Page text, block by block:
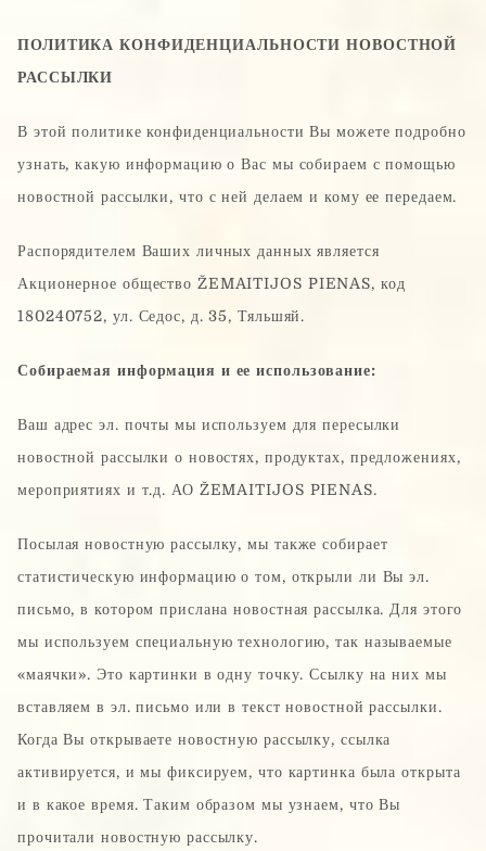
ПОЛИТИКА КОНФИДЕНЦИАЛЬНОСТИ НОВОСТНОЙ
РАССЫЛКИ
В этой политике конфиденциальности Вы можете подробно
узнать, какую информацию о Вас мы собираем с помощью
новостной рассылки, что с ней делаем и кому ее передаем.
Распорядителем Ваших личных данных является
Акционерное общество ŽEMAITIJOS PIENAS, код
180240752, ул. Седос, д. 35, Тяльшяй.
Собираемая информация и ее использование:
Ваш адрес эл. почты мы используем для пересылки
новостной рассылки о новостях, продуктах, предложениях,
мероприятиях и т.д. АО ŽEMAITIJOS PIENAS.
Посылая новостную рассылку, мы также собирает
статистическую информацию о том, открыли ли Вы эл.
письмо, в котором прислана новостная рассылка. Для этого
мы используем специальную технологию, так называемые
«маячки». Это картинки в одну точку. Ссылку на них мы
вставляем в эл. письмо или в текст новостной рассылки.
Когда Вы открываете новостную рассылку, ссылка
активируется, и мы фиксируем, что картинка была открыта
и в какое время. Таким образом мы узнаем, что Вы
прочитали новостную рассылку.